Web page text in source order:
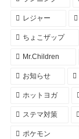
レジャー
ちょこザップ
Mr.Children
お知らせ
ホットヨガ
ステマ対策
ポケモン